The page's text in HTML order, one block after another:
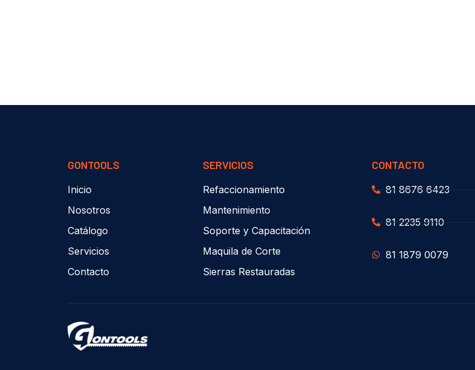
GONTOOLS
Inicio
Nosotros
Catálogo
Servicios
Contacto
SERVICIOS
Refaccionamiento
Mantenimiento
Soporte y Capacitación
Maquila de Corte
Sierras Restauradas
CONTACTO
81 8676 6423
81 2235 9110
81 1879 0079